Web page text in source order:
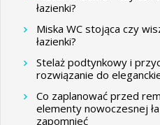
łazienki?
Miska WC stojąca czy
łazienki?
Stelaż podtynkowy i
rozwiązanie do
Co zaplanować przed
elementy nowoczesnej
zapomnieć